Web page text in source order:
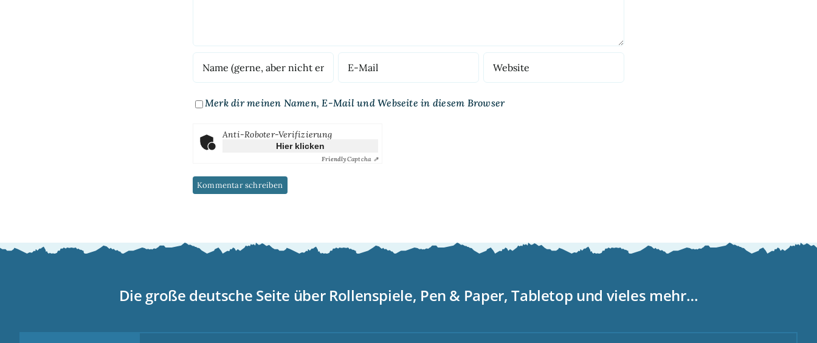
Merk dir meinen Namen, E-Mail und Webseite in diesem Browser
Anti-Roboter-Verifizierung
Hier klicken
FriendlyCaptcha ⇗
Die große deutsche Seite über Rollenspiele, Pen & Paper, Tabletop und vieles mehr…